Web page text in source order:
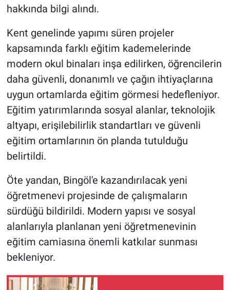
hakkında bilgi alındı.
Kent genelinde yapımı süren projeler
kapsamında farklı eğitim kademelerinde
modern okul binaları inşa edilirken, öğrencilerin
daha güvenli, donanımlı ve çağın ihtiyaçlarına
uygun ortamlarda eğitim görmesi hedefleniyor.
Eğitim yatırımlarında sosyal alanlar, teknolojik
altyapı, erişilebilirlik standartları ve güvenli
eğitim ortamlarının ön planda tutulduğu
belirtildi.
Öte yandan, Bingöl'e kazandırılacak yeni
öğretmenevi projesinde de çalışmaların
sürdüğü bildirildi. Modern yapısı ve sosyal
alanlarıyla planlanan yeni öğretmenevinin
eğitim camiasına önemli katkılar sunması
bekleniyor.